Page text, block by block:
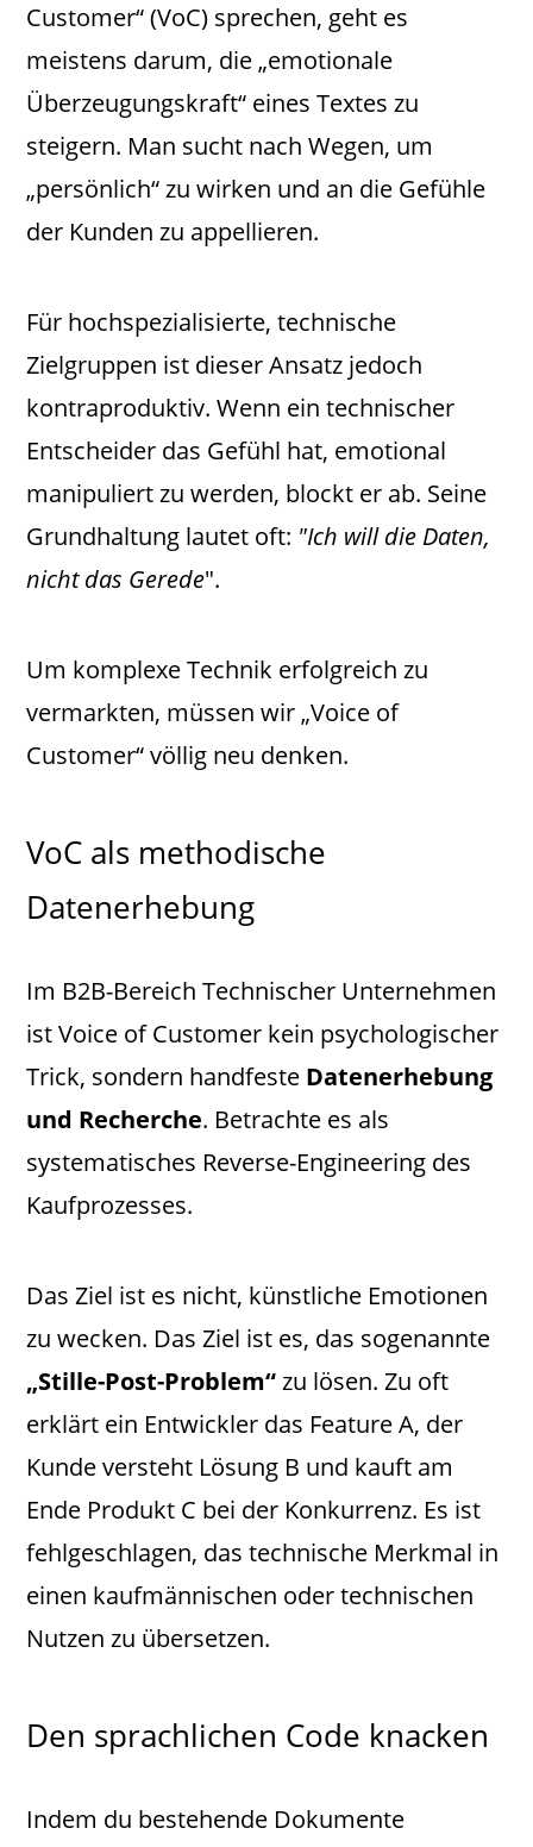
Customer“ (VoC) sprechen, geht es
meistens darum, die „emotionale
Überzeugungskraft“ eines Textes zu
steigern. Man sucht nach Wegen, um
„persönlich“ zu wirken und an die Gefühle
der Kunden zu appellieren.
Für hochspezialisierte, technische
Zielgruppen ist dieser Ansatz jedoch
kontraproduktiv. Wenn ein technischer
Entscheider das Gefühl hat, emotional
manipuliert zu werden, blockt er ab. Seine
Grundhaltung lautet oft: "Ich will die Daten,
nicht das Gerede".
Um komplexe Technik erfolgreich zu
vermarkten, müssen wir „Voice of
Customer“ völlig neu denken.
VoC als methodische
Datenerhebung
Im B2B-Bereich Technischer Unternehmen
ist Voice of Customer kein psychologischer
Trick, sondern handfeste Datenerhebung
und Recherche. Betrachte es als
systematisches Reverse-Engineering des
Kaufprozesses.
Das Ziel ist es nicht, künstliche Emotionen
zu wecken. Das Ziel ist es, das sogenannte
„Stille-Post-Problem“zu lösen. Zu oft
erklärt ein Entwickler das Feature A, der
Kunde versteht Lösung B und kauft am
Ende Produkt C bei der Konkurrenz. Es ist
fehlgeschlagen, das technische Merkmal in
einen kaufmännischen oder technischen
Nutzen zu übersetzen.
Den sprachlichen Code knacken
Indem du bestehende Dokumente